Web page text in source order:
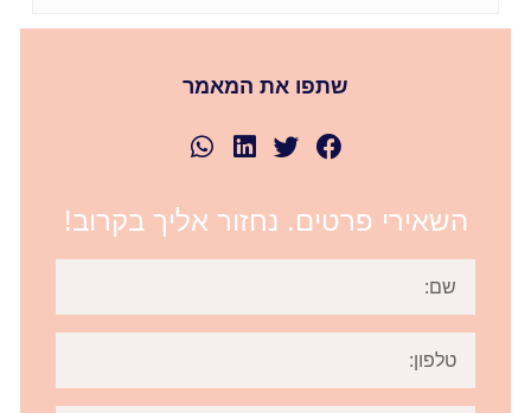
שתפו את המאמר
השאירי פרטים. נחזור אליך בקרוב!